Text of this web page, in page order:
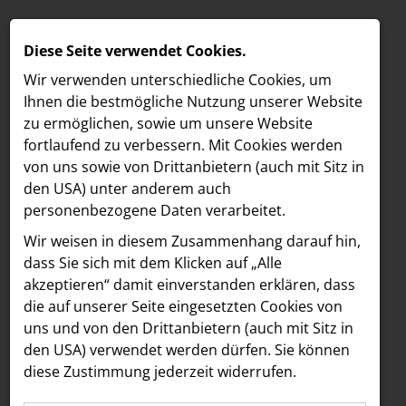
MELDUNGEN
LOEBELL NORDBERG
INNER
aehre
Astoria Artshow
B/S/H Hausgeräte
Meldungen /
Text Bilder
05.12.2024
Jury des Media
Forward Fund
Diese Seite verwendet Cookies.
Wir verwenden unterschiedliche Cookies, um
Ihnen die best­mögliche Nutzung unserer Website
zu ermöglichen, sowie um unsere Website
fortlaufend zu verbessern. Mit Cookies werden
von uns sowie von Drittanbietern (auch mit Sitz in
den USA) unter anderem auch
personenbezogene Daten verarbeitet.
Wir weisen in diesem Zusammenhang darauf hin,
dass Sie sich mit dem Klicken auf „Alle
akzeptieren“ damit ein­ver­standen erklären, dass
die auf unserer Seite eingesetzten Cookies von
uns und von den Drittanbietern (auch mit Sitz in
den USA) verwendet werden dürfen. Sie können
diese Zustimmung jederzeit widerrufen.